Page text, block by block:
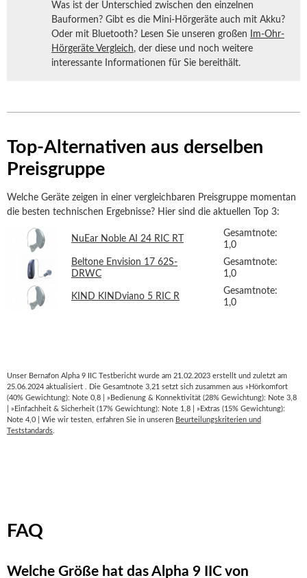
Was ist der Unterschied zwischen den einzelnen
Bauformen? Gibt es die Mini-Hörgeräte auch mit Akku?
Oder mit Bluetooth? Lesen Sie unseren großen
Im-Ohr-
Hörgeräte Vergleich, der diese und noch weitere
interessante Informationen für Sie bereithält.
Top-Alternativen aus derselben
Preisgruppe
Welche Geräte zeigen in einer vergleichbaren Preisgruppe momentan
die besten technischen Ergebnisse? Hier sind die aktuellen Top 3:
NuEar Noble AI 24 RIC RT
Gesamtnote:
1,0
Beltone Envision 17 62S-
DRWC
Gesamtnote:
1,0
KIND KINDviano 5 RIC R
Gesamtnote:
1,0
Unser Bernafon Alpha 9 IIC Testbericht wurde am 21.02.2023 erstellt und zuletzt am
25.06.2024 aktualisiert . Die Gesamtnote 3,21 setzt sich zusammen aus »Hörkomfort
(40% Gewichtung): Note 0,8 | »Bedienung & Konnektivität (28% Gewichtung): Note 3,8
| »Einfachheit & Sicherheit (17% Gewichtung): Note 1,8 | »Extras (15% Gewichtung):
Note 4,0 | Wie wir testen, erfahren Sie in unseren Beurteilungskriterien und
Teststandards
FAQ
Welche Größe hat das Alpha 9 IIC von